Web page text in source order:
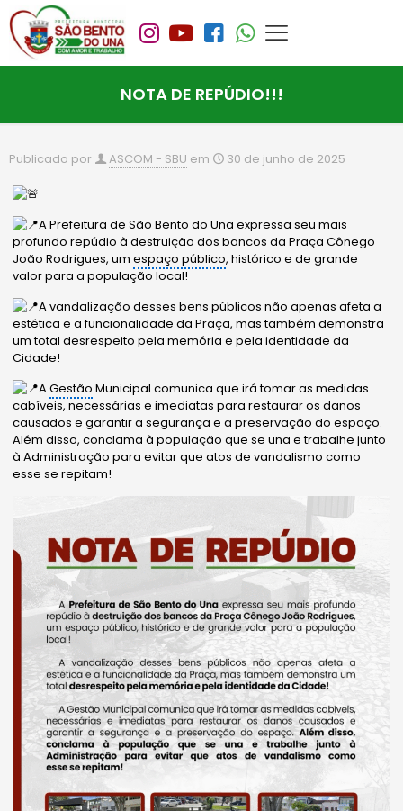
NOTA DE REPÚDIO!!!
Publicado por ASCOM - SBU em 30 de junho de 2025
A Prefeitura de São Bento do Una expressa seu mais
profundo repúdio à destruição dos bancos da Praça Cônego
João Rodrigues, umespaço público, histórico e de grande
valor para a população local!
A vandalização desses bens públicos não apenas afeta a
estética e a funcionalidade da Praça, mas também demonstra
um total desrespeito pela memória e pela identidade da
Cidade!
AGestão Municipal comunica que irá tomar as medidas
cabíveis, necessárias e imediatas para restaurar os danos
causados e garantir a segurança e a preservação do espaço.
Além disso, conclama à população que se una e trabalhe junto
à Administração para evitar que atos de vandalismo como
esse se repitam!